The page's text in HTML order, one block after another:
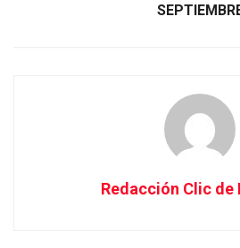
Redacción Clic